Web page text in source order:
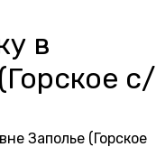
в
с/
Заполье (Горское